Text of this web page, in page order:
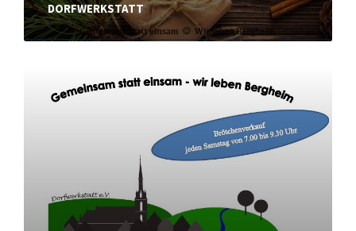
DORFWERKSTATT
erfahren